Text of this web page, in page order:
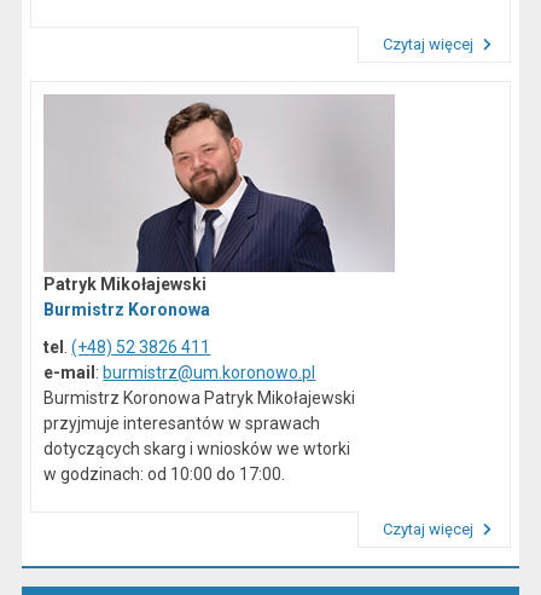
Czytaj więcej
Patryk Mikołajewski
Burmistrz Koronowa
tel
.(+48) 52 3826 411
e-mail : burmistrz@um.koronowo.pl
Burmistrz Koronowa Patryk Mikołajewski
przyjmuje interesantów w sprawach
dotyczących skarg i wniosków we wtorki
w godzinach: od 10:00 do 17:00.
Czytaj więcej